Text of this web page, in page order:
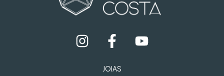
JOIAS